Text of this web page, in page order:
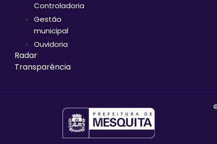
Controladoria
Gestão
municipal
Ouvidoria
Radar
Transparência